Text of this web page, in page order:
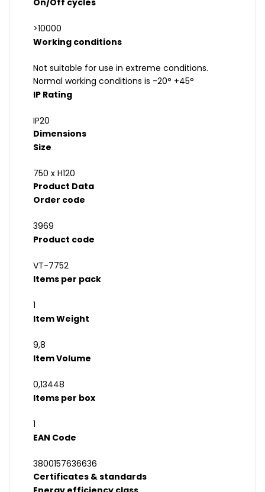
On/Off cycles
>10000
Working conditions
Not suitable for use in extreme conditions.
Normal working conditions is -20° +45°
IP Rating
IP20
Dimensions
Size
750 x H120
Product Data
Order code
3969
Product code
VT-7752
Items per pack
1
Item Weight
9,8
Item Volume
0,13448
Items per box
1
EAN Code
3800157636636
Certificates & standards